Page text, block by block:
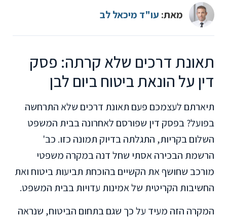
מאת: עו"ד מיכאל לב
תאונת דרכים שלא קרתה: פסק
דין על הונאת ביטוח ביום לבן
תיארתם לעצמכם פעם תאונת דרכים שלא התרחשה
בפועל? בפסק דין שפורסם לאחרונה בבית המשפט
השלום בקריות, התגלתה בדיוק תמונה כזו. כב'
הרשמת הבכירה אסתי שחל דנה במקרה משפטי
מורכב שחושף את הקשיים בהוכחת תביעות ביטוח ואת
החשיבות הקריטית של אמינות עדויות בבית המשפט.
המקרה הזה מעיד על כך שגם בתחום הביטוח, שנראה